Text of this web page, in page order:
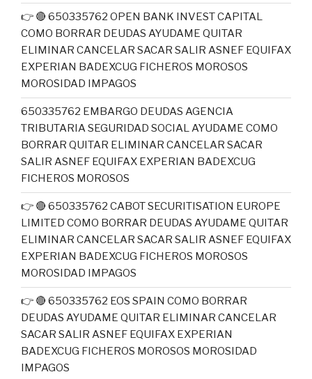
👉 🔴 650335762 OPEN BANK INVEST CAPITAL
COMO BORRAR DEUDAS AYUDAME QUITAR
ELIMINAR CANCELAR SACAR SALIR ASNEF EQUIFAX
EXPERIAN BADEXCUG FICHEROS MOROSOS
MOROSIDAD IMPAGOS
650335762 EMBARGO DEUDAS AGENCIA
TRIBUTARIA SEGURIDAD SOCIAL AYUDAME COMO
BORRAR QUITAR ELIMINAR CANCELAR SACAR
SALIR ASNEF EQUIFAX EXPERIAN BADEXCUG
FICHEROS MOROSOS
👉 🔴 650335762 CABOT SECURITISATION EUROPE
LIMITED COMO BORRAR DEUDAS AYUDAME QUITAR
ELIMINAR CANCELAR SACAR SALIR ASNEF EQUIFAX
EXPERIAN BADEXCUG FICHEROS MOROSOS
MOROSIDAD IMPAGOS
👉 🔴 650335762 EOS SPAIN COMO BORRAR
DEUDAS AYUDAME QUITAR ELIMINAR CANCELAR
SACAR SALIR ASNEF EQUIFAX EXPERIAN
BADEXCUG FICHEROS MOROSOS MOROSIDAD
IMPAGOS